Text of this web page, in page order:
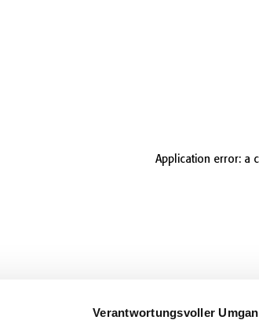
Verantwortungsvoller
Application error: a